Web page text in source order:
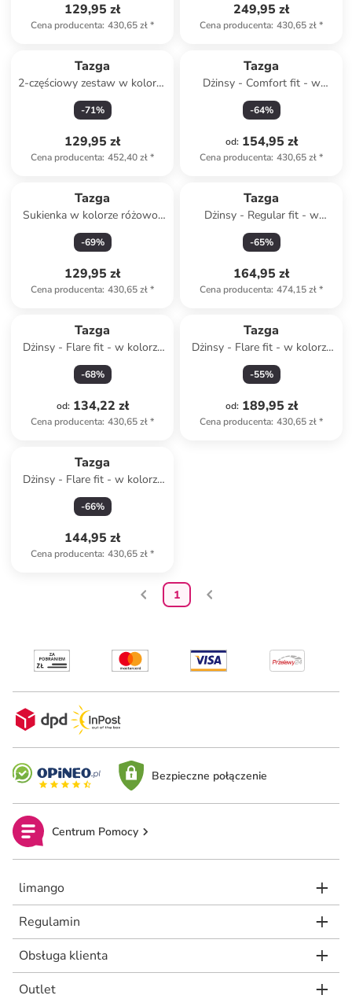
129,95 zł
Cena producenta: 430,65 zł*
249,95 zł
Cena producenta: 430,65 zł*
Tazga
2-częściowy zestaw w kolorze
zielono-białym
-71%
129,95 zł
Cena producenta: 452,40 zł*
Tazga
Dżinsy - Comfort fit - w
kolorze błękitnym
-64%
od: 154,95 zł
Cena producenta: 430,65 zł*
Tazga
Sukienka w kolorze różowo-
czerwonym
-69%
129,95 zł
Cena producenta: 430,65 zł*
Tazga
Dżinsy - Regular fit - w
kolorze czarnym
-65%
164,95 zł
Cena producenta: 474,15 zł*
Tazga
Dżinsy - Flare fit - w kolorze
błękitnym
-68%
od: 134,22 zł
Cena producenta: 430,65 zł*
Tazga
Dżinsy - Flare fit - w kolorze
czarnym
-55%
od: 189,95 zł
Cena producenta: 430,65 zł*
Tazga
Dżinsy - Flare fit - w kolorze
niebieskim
-66%
144,95 zł
Cena producenta: 430,65 zł*
1
Bezpieczne połączenie
Centrum Pomocy
limango
Regulamin
Obsługa klienta
Outlet